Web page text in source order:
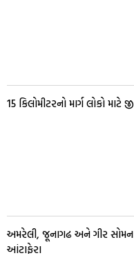
15 કિલોમીટરનો માર્ગ લોકો
અમરેલી, જૂનાગઢ અને ગીર
આંટાફેરા